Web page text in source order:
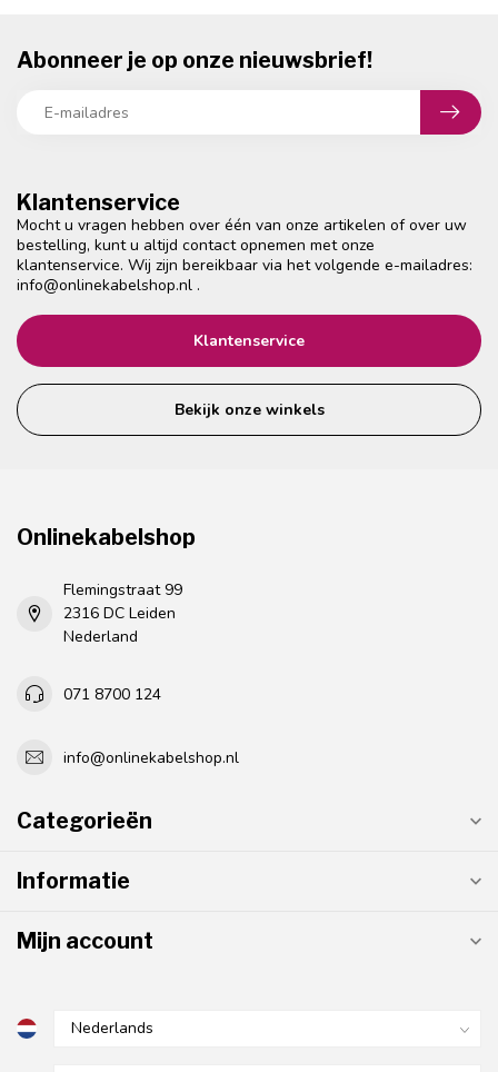
Klantenservice
Mocht u vragen hebben over één van onze artikelen of over uw
bestelling, kunt u altijd contact opnemen met onze
klantenservice. Wij zijn bereikbaar via het volgende e-mailadres:
info@onlinekabelshop.nl .
Klantenservice
Bekijk onze winkels
Abonneer je op onze nieuwsbrief!
Onlinekabelshop
Flemingstraat 99
2316 DC Leiden
Nederland
071 8700 124
info@onlinekabelshop.nl
Categorieën
Informatie
Mijn account